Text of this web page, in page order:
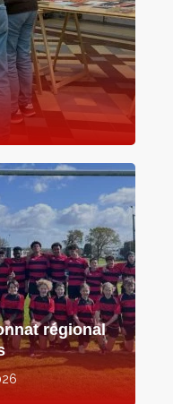
régional